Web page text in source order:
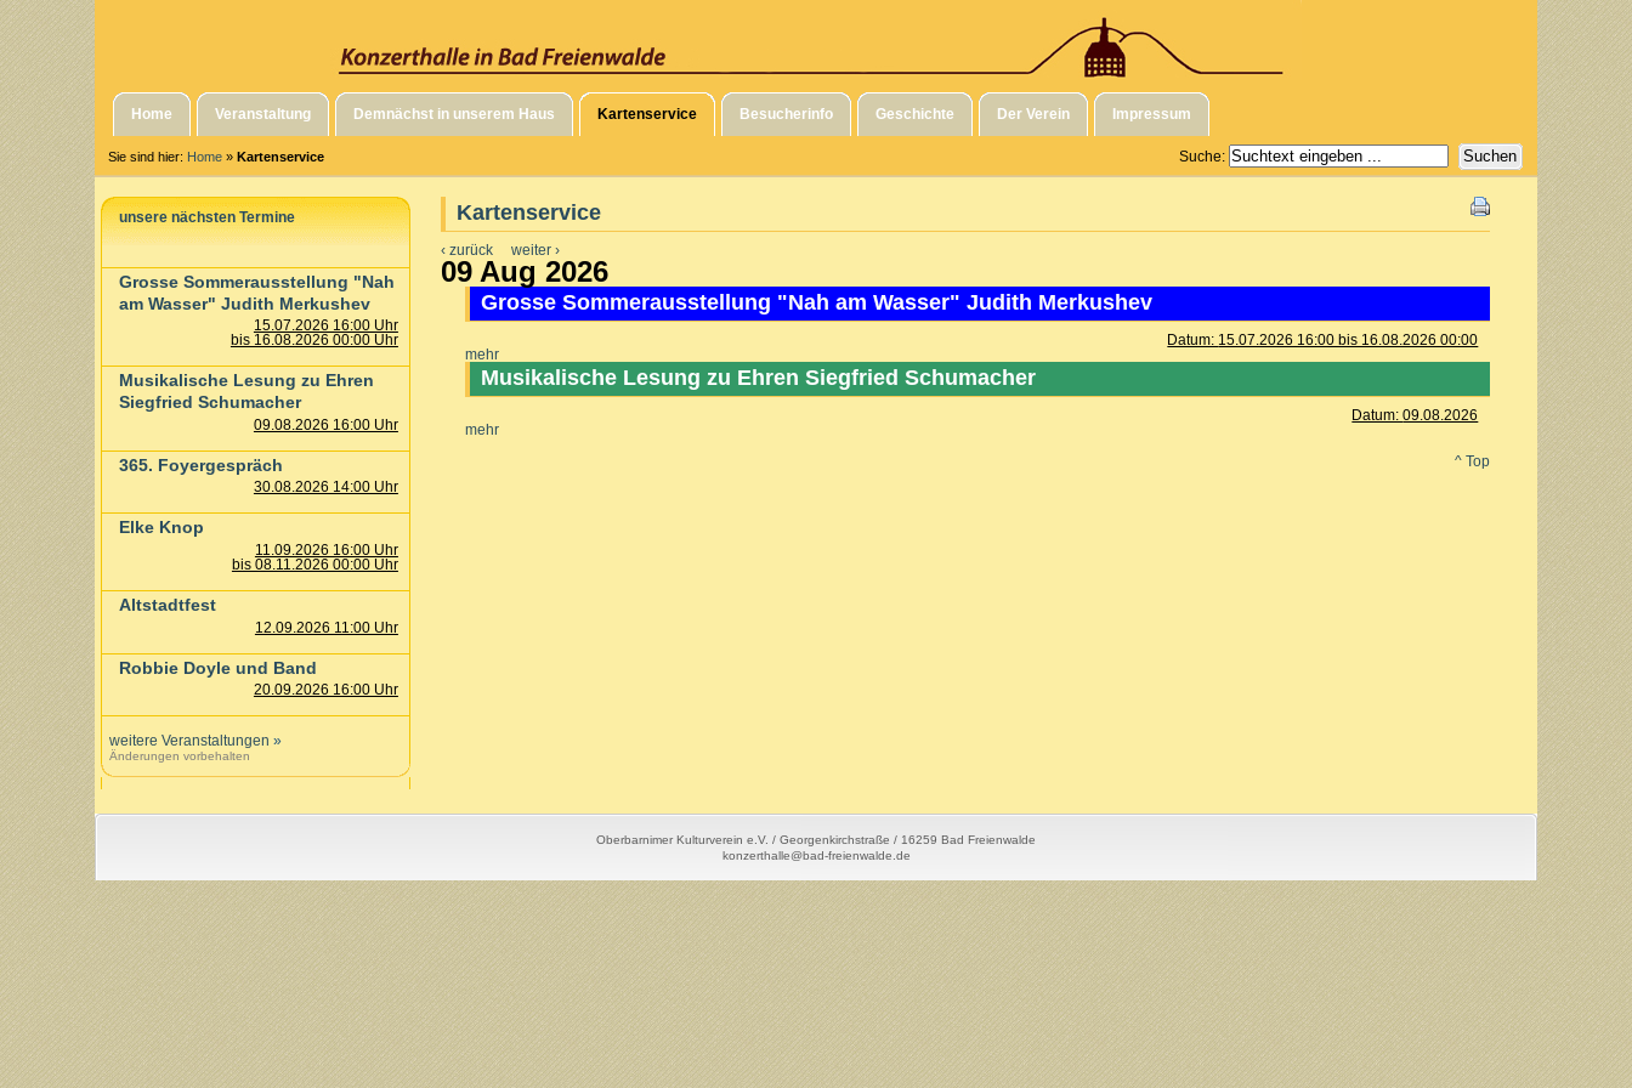
Home Veranstaltung Demnächst in unserem Haus Kartenservice Besucherinfo Geschichte Der Verein Impressum
Suche:
Sie sind hier: Home» Kartenservice
unsere nächsten Termine
Grosse Sommerausstellung "Nah
am Wasser" Judith Merkushev
15.07.2026 16:00 Uhr
bis 16.08.2026 00:00 Uhr
Musikalische Lesung zu Ehren
Siegfried Schumacher
09.08.2026 16:00 Uhr
365. Foyergespräch
30.08.2026 14:00 Uhr
Elke Knop
11.09.2026 16:00 Uhr
bis 08.11.2026 00:00 Uhr
Altstadtfest
12.09.2026 11:00 Uhr
Robbie Doyle und Band
20.09.2026 16:00 Uhr
weitere Veranstaltungen »
Änderungen vorbehalten
Kartenservice
‹ zurück weiter ›
09 Aug 2026
Grosse Sommerausstellung "Nah am Wasser" Judith Merkushev
Datum: 15.07.2026 16:00 bis 16.08.2026 00:00
mehr
Musikalische Lesung zu Ehren Siegfried Schumacher
Datum:09.08.2026
mehr
^ Top
Oberbarnimer Kulturverein e.V. / Georgenkirchstraße / 16259 Bad Freienwalde
konzerthalle@bad-freienwalde.de